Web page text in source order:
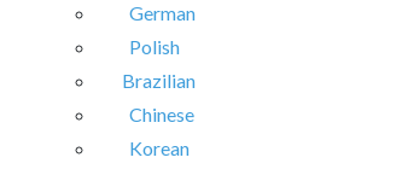
German
Polish
Brazilian
Chinese
Korean